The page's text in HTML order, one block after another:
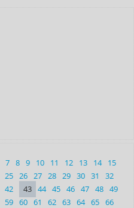
7 8 9 10 11 12 13 14
15
25 26 27 28 29 30 31
32
42 43 44 45 46 47 48 49
59 60 61 62 63 64 65 66